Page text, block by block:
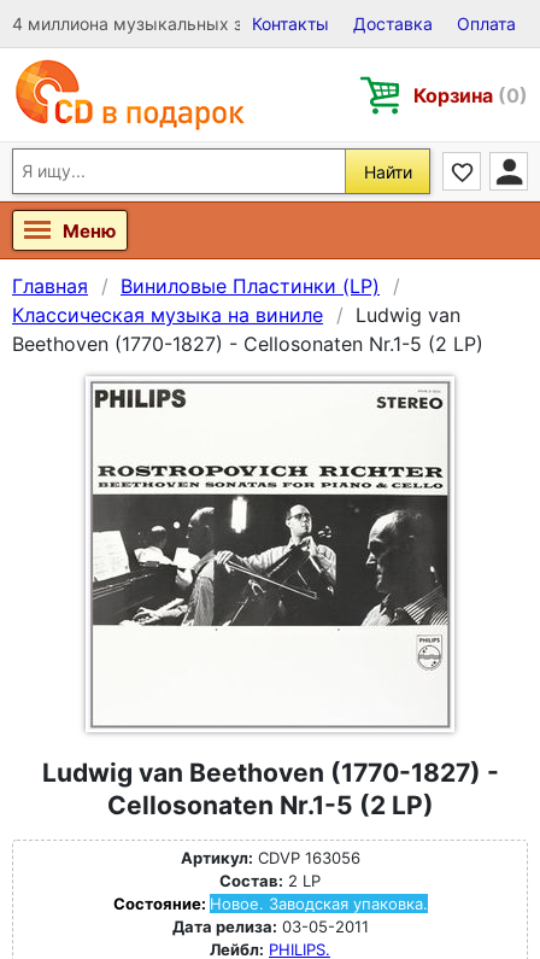
4 миллиона музыкальных записей на Виниле, CD и DVD
Контакты Доставка Оплата
Корзина (0)
Найти
Меню
Главная
Виниловые Пластинки (LP)
Классическая музыка на виниле
Ludwig van
Beethoven (1770-1827) - Cellosonaten Nr.1-5 (2 LP)
Ludwig van Beethoven (1770-1827) -
Cellosonaten Nr.1-5 (2 LP)
Артикул: CDVP 163056
Состав: 2 LP
Состояние: Новое. Заводская упаковка.
Дата релиза: 03-05-2011
Лейбл: PHILIPS.